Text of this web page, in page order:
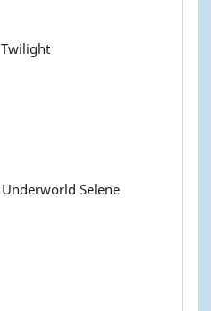
Twilight
Underworld Selene